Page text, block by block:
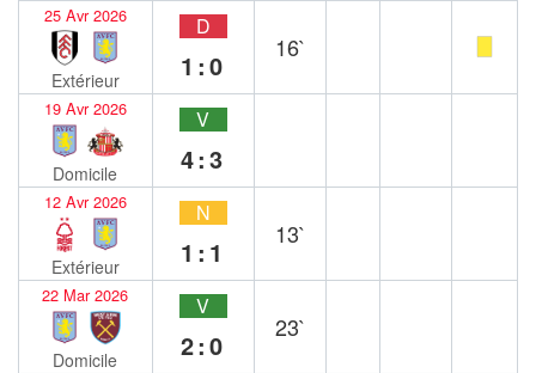
25 Avr 2026
Extérieur
D
1:0
16`
19 Avr 2026
Domicile
V
4:3
12 Avr 2026
Extérieur
N
1:1
13`
22 Mar 2026
Domicile
V
2:0
23`